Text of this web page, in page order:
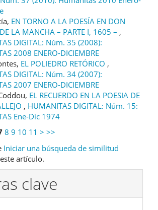
EN TORNO A LA POESÍA EN DON
LA MANCHA – PARTE I, 1605 – ,
DIGITAL: Núm. 35 (2008):
2008 ENERO-DICIEMBRE
EL POLIEDRO RETÓRICO ,
DIGITAL: Núm. 34 (2007):
2007 ENERO-DICIEMBRE
EL RECUERDO EN LA POESIA DE
, HUMANITAS DIGITAL: Núm. 15:
Ene-Dic 1974
8 9 10 11 > >>
Iniciar una búsqueda de similitud
artículo.
clave